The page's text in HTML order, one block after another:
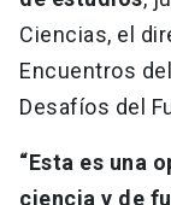
Ciencias, el
Encuentros
Desafíos del
“Esta es una
ciencia y de